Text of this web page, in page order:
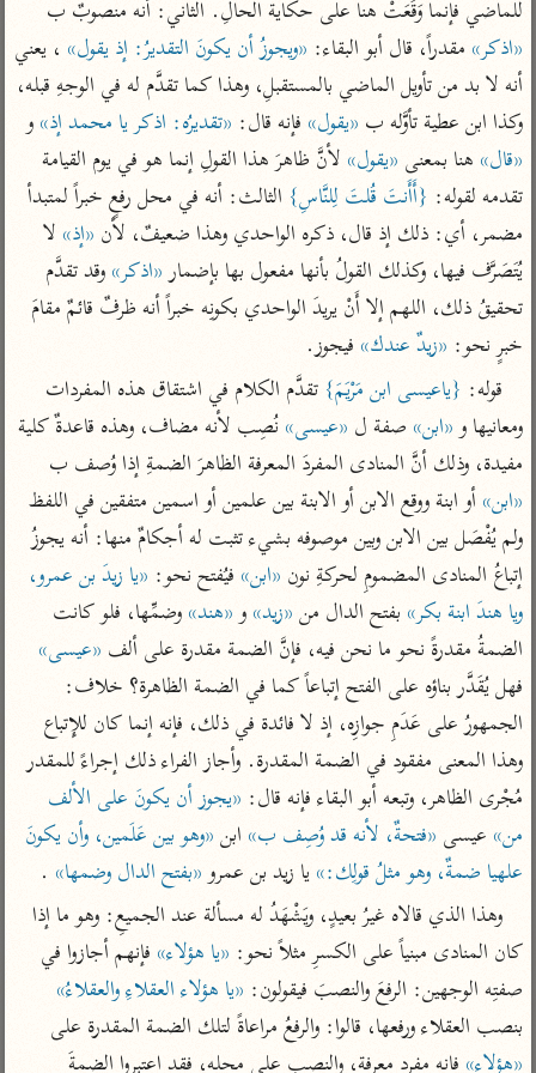
جمع الأقوال
تفسير ابن الجوزي
تفسير الماوردي
منتقاة
تفسير ابن القيم
تفسير ابن تيمية
عامّة
تفسير السمعاني
تفسير مكّي
محاسن التأويل
للقاسمي
تفسير الثعالبي
تفسير السمرقندي
تفسير الثعلبي
تفسير الرازي
أخرى
أضواء البيان
نظم الدرر للبقاعي
لغة وبلاغة
التحرير والتنوير
المحرر الوجيز لابن
عطية
البحر المحيط لأبي
حيان
البسيط للواحدي
تفسير أبي السعود
الكشاف للزمخشري
تفسير ابن عثيمين
مركَّزة العبارة
تفسير الجلالين
جامع البيان للإيجي
تفسير البيضاوي
تفسير النسفي
الوجيز للواحدي
آثار
موسوعة التفسير
المأثور
الدر المنثور
تفسير ابن أبي حاتم
تفسير مقاتل
تفسير قتادة
اشترك لتصلك أخبار مشاريعنا
اشترك
راسلنا •تليجرام •تويتر
تعليمات •عن الباحث القرآني
للماضي فإنما وَقَعَتْ هنا على حكاية الحالِ. الثاني: أنه منصوبٌ ب
«اذكر» مقدراً، قال أبو البقاء: «ويجوزُ أن يكونَ التقديرُ: إذ يقول»
وكذا ابن عطية تأوَّله ب «يقول» فإنه قال: «تقديرُه: اذكر يا محمد إذ» و
«قال» هنا بمعنى «يقول»
تقدمه لقوله: {أَأَنتَ قُلتَ لِلنَّاسِ}
مضمر، أي: ذلك إذ قال، ذكره الواحدي وهذا ضعيفٌ، لأن «إذ»
يُتَصَرَّف فيها، وكذلك القولُ بأنها مفعول بها بإضمار «اذكر»
خبرٍ نحو: «زيدٌ عندك» فيجوز.
قوله: {ياعيسى ابن مَرْيَمَ}
ومعانيها و «ابن» صفة ل «عيسى»
مفيدة، وذلك أنَّ المنادى المفردَ المعرفة الظاهرَ الضمةِ إذا وُصف ب
«ابن»
ولم يُفْصَل بين الابن وبين موصوفه بشيء تثبت له أجكامٌ منها: أنه يجوزُ
إتباعُ المنادى المضمومِ لحركةِ نون «ابن» فيُفتح نحو:
ويا هندَ ابنة بكر» بفتح الدال من «زيد» و «هند»
الضمةُ مقدرةً نحو ما نحن فيه، فإنَّ الضمة مقدرة على ألف «عيسى»
وهذا المعنى مفقود في الضمة المقدرة. وأجاز الفراء ذلك إجراءً للمقدر
مُجْرى الظاهر، وتبعه أبو البقاء فإنه قال:
من» عيسى «فتحةٌ، لأنه قد وُصِف ب» ابن
علهيا ضمةٌ، وهو مثلُ قولِك:» يا زيد بن عمرو «بفتح الدال وضمها» .
كان المنادى مبنياً على الكسرِ مثلاً نحو: «يا هؤلاء»
صفتِه الوجهين: الرفعَ والنصبَ فيقولون: «يا هؤلاء العقلاءِ والعقلاءُ»
بنصب العقلاء ورفعها، قالوا: والرفعُ مراعاةً لتلك الضمة المقدرة على